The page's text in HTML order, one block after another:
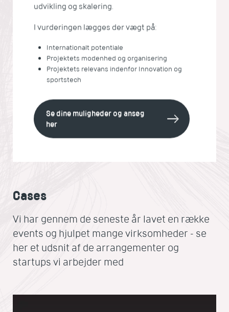
udvikling og skalering.
I vurderingen lægges der vægt på:
Internationalt potentiale
Projektets modenhed og organisering
Projektets relevans indenfor Innovation og
sportstech
Se dine muligheder og ansøg
her
Cases
Vi har gennem de seneste år lavet en række
events og hjulpet mange virksomheder - se
her et udsnit af de arrangementer og
startups vi arbejder med